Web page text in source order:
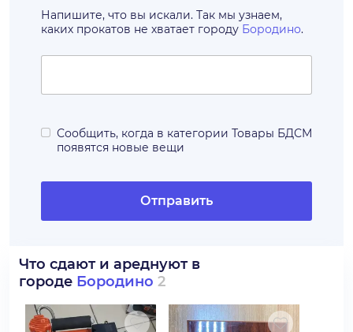
Напишите, что вы искали. Так мы узнаем,
каких прокатов не хватает городу Бородино.
Сообщить, когда в категории Товары БДСМ
появятся новые вещи
Отправить
Что сдают и ареднуют в
городе Бородино 2